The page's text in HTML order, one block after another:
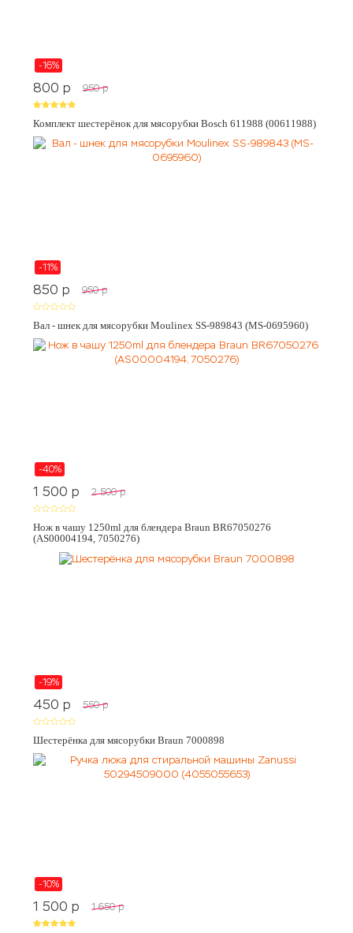
-16%
800 p 950 p
Комплект шестерёнок для мясорубки Bosch 611988 (00611988)
-11%
850 p 950 p
Вал - шнек для мясорубки Moulinex SS-989843 (MS-0695960)
-40%
1 500 p 2 500 p
Нож в чашу 1250ml для блендера Braun BR67050276
(AS00004194, 7050276)
-19%
450 p 550 p
Шестерёнка для мясорубки Braun 7000898
-10%
1 500 p 1 650 p